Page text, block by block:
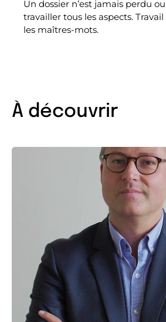
Un dossier n’est jamais perdu
travailler tous les aspects.
les maîtres-mots.
À découvrir